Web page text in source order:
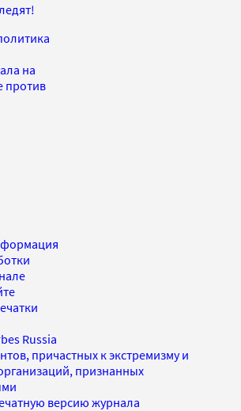
на
против
Russia
причастных к экстремизму и
признанных
версию журнала